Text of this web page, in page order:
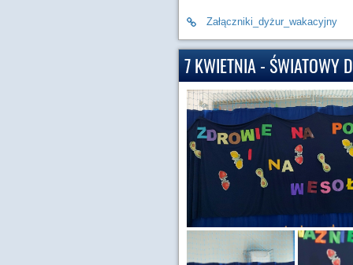
Załączniki_dyżur_wakacyjny
7 KWIETNIA - ŚWIATOWY